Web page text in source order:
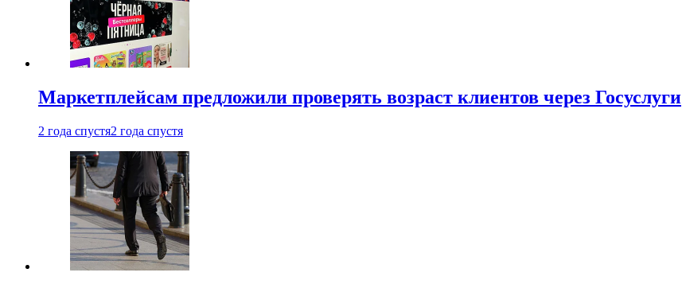
Маркетплейсам предложили проверять возраст клиентов через Госуслуги
2 года спустя2 года спустя